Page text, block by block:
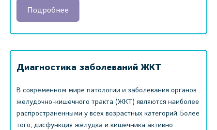
Подробнее
Диагностика заболеваний ЖКТ
В современном мире патологии и заболевания органов
желудочно-кишечного тракта (ЖКТ) являются наиболее
распространенными у всех возрастных категорий. Более
того, дисфункция желудка и кишечника активно